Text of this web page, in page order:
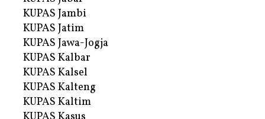
KUPAS Jambi
KUPAS Jatim
KUPAS Jawa-Jogja
KUPAS Kalbar
KUPAS Kalsel
KUPAS Kalteng
KUPAS Kaltim